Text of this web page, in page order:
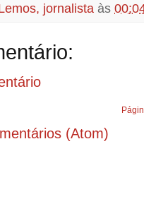
jornalista às
(Atom)